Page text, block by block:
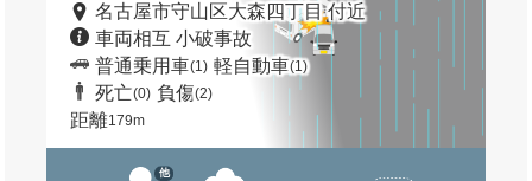
名古屋市守山区大森四丁目 付近
車両相互 小破事故
普通乗用車(1) 軽自動車(1)
死亡(0) 負傷(2)
距離179m
他